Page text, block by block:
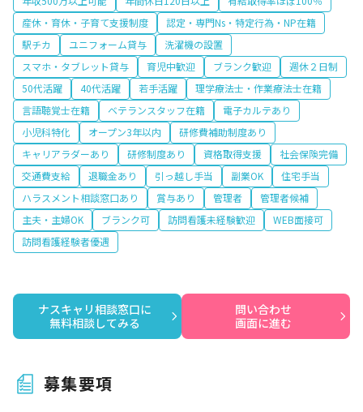
産休・育休・子育て支援制度
認定・専門Ns・特定行為・NP在籍
駅チカ
ユニフォーム貸与
洗濯機の設置
スマホ・タブレット貸与
育児中歓迎 ブランク歓迎
週休２日制
50代活躍
40代活躍 若手活躍
理学療法士・作業療法士在籍
言語聴覚士在籍
ベテランスタッフ在籍
電子カルテあり
小児科特化
オープン3年以内
研修費補助制度あり
キャリアラダーあり
研修制度あり 資格取得支援
社会保険完備
交通費支給
退職金あり 引っ越し手当 副業OK
住宅手当
ハラスメント相談窓口あり
賞与あり 管理者
管理者候補
主夫・主婦OK
ブランク可 訪問看護未経験歓迎
WEB面接可
訪問看護経験者優遇
ナスキャリ相談窓口に
無料相談してみる
問い合わせ
画面に進む
募集要項